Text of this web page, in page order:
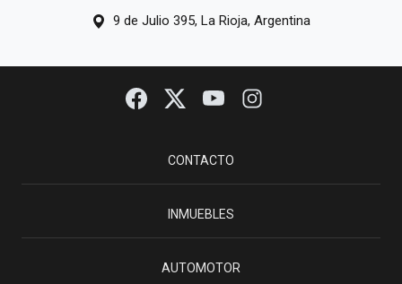
9 de Julio 395, La Rioja, Argentina
CONTACTO
INMUEBLES
AUTOMOTOR